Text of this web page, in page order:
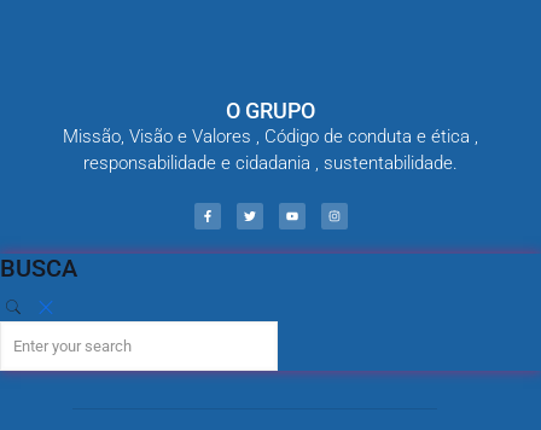
O GRUPO
Missão, Visão e Valores , Código de conduta e ética ,
responsabilidade e cidadania , sustentabilidade.
BUSCA